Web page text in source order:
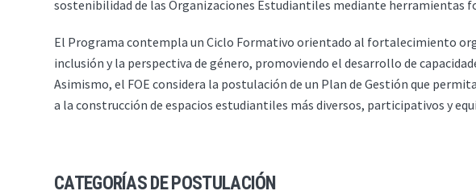
sostenibilidad de las Organizaciones Estudiantiles mediante herramientas
El Programa contempla un Ciclo Formativo orientado al fortalecimiento
inclusión y la perspectiva de género, promoviendo el desarrollo de
Asimismo, el FOE considera la postulación de un Plan de Gestión que
a la construcción de espacios estudiantiles más diversos, participativos y
CATEGORÍAS DE POSTULACIÓN